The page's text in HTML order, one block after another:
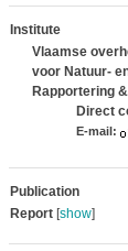
Institute
Vlaamse
voor Natuur-
Rapportering
Direct
E-mail:
Publication
Report[show]